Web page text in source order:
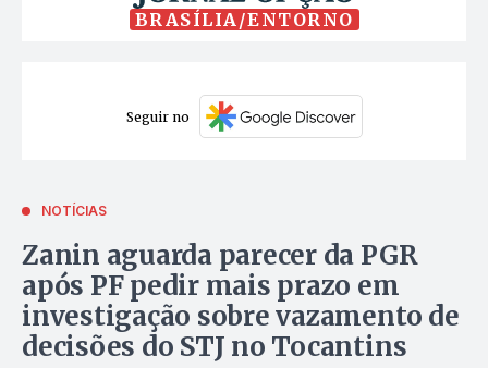
BRASÍLIA/ENTORNO
Seguir no
NOTÍCIAS
Zanin aguarda parecer da PGR
após PF pedir mais prazo em
investigação sobre vazamento de
decisões do STJ no Tocantins